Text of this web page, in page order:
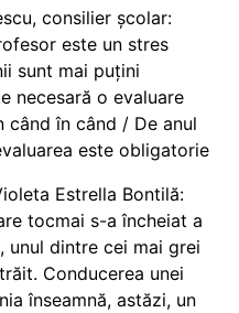
consilier școlar:
este un stres
sunt mai puțini
necesară o evaluare
când în când / De anul
este obligatorie
Estrella Bontilă:
tocmai s-a încheiat a
unul dintre cei mai grei
Conducerea unei
înseamnă, astăzi, un